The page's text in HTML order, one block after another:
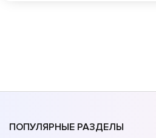
ПОПУЛЯРНЫЕ РАЗДЕЛЫ